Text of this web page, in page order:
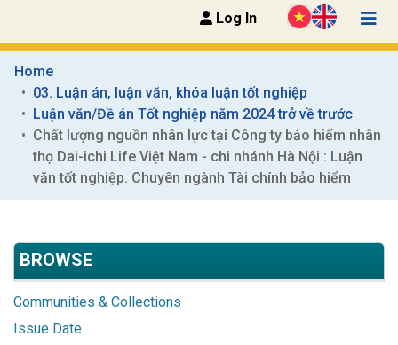
Log In
Home
03. Luận án, luận văn, khóa luận tốt nghiệp
Luận văn/Đề án Tốt nghiệp năm 2024 trở về trước
Chất lượng nguồn nhân lực tại Công ty bảo hiểm nhân
thọ Dai-ichi Life Việt Nam - chi nhánh Hà Nội : Luận
văn tốt nghiệp. Chuyên ngành Tài chính bảo hiểm
BROWSE
Communities & Collections
Issue Date